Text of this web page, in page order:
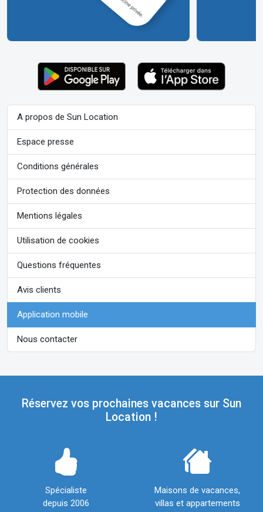
A propos de Sun Location
Espace presse
Conditions générales
Protection des données
Mentions légales
Utilisation de cookies
Questions fréquentes
Avis clients
Application mobile
Nous contacter
Réservez vos prochaines vacances sur Sun
Location !
Spécialiste
depuis 2006
Maisons de vacances,
villas et appartements